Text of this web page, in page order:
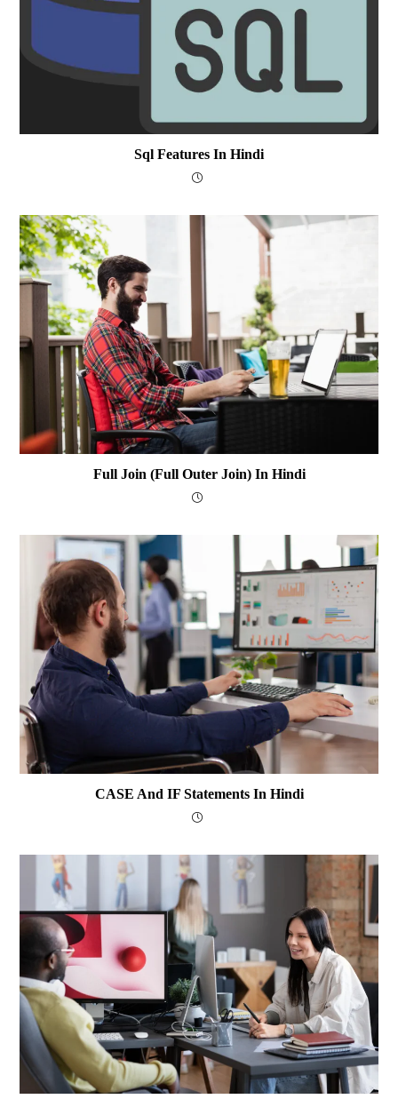
Sql Features In Hindi
Full Join (Full Outer Join) In Hindi
CASE And IF Statements In Hindi